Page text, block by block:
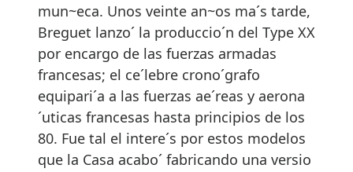
mun~eca. Unos veinte an~os ma´s tarde,
Breguet lanzo´ la produccio´n del Type XX
por encargo de las fuerzas armadas
francesas; el ce´lebre crono´grafo
equipari´a a las fuerzas ae´reas y aerona
´uticas francesas hasta principios de los
80. Fue tal el intere´s por estos modelos
que la Casa acabo´ fabricando una versio